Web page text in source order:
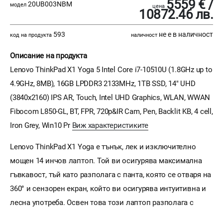
модел 20UB003NBM цена 5559 € /
10872.46 лв.
код на продукта 593 наличност не е в наличност
Описание на продукта
Lenovo ThinkPad X1 Yoga 5 Intel Core i7-10510U (1.8GHz up to
4.9GHz, 8MB), 16GB LPDDR3 2133MHz, 1TB SSD, 14" UHD
(3840x2160) IPS AR, Touch, Intel UHD Graphics, WLAN, WWAN
Fibocom L850-GL, BT, FPR, 720p&IR Cam, Pen, Backlit KB, 4 cell,
Iron Grey, Win10 Pr Виж характеристиките
Lenovo ThinkPad X1 Yoga е тънък, лек и изключително
мощен 14 инчов лаптоп. Той ви осигурява максимална
гъвкавост, тъй като разполага с панта, която се отваря на
360° и сензорен екран, който ви осигурява интуитивна и
лесна употреба. Освен това този лаптоп разполага с